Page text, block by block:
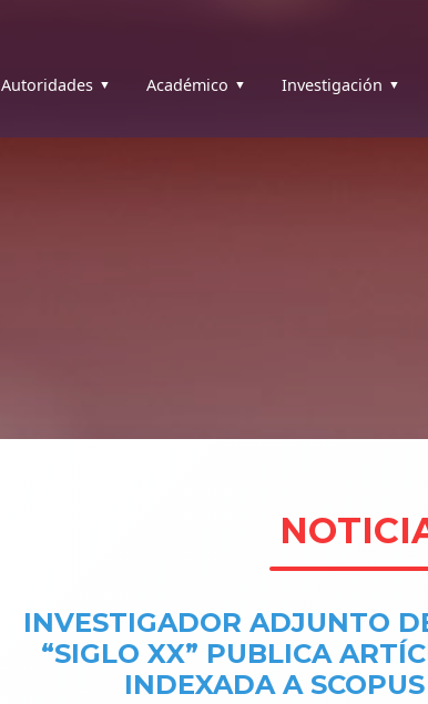
Autoridades Académico Investigación
INVESTIGADOR ADJUNTO
“SIGLO XX” PUBLICA
INDEXADA A